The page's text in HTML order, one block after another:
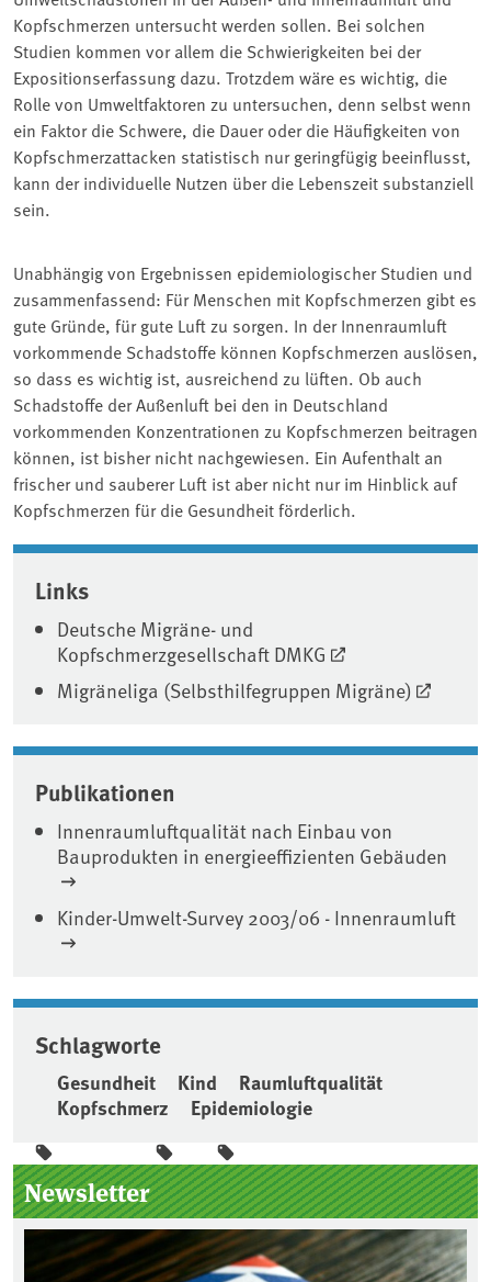
Kopfschmerzen untersucht werden sollen. Bei solchen
Studien kommen vor allem die Schwierigkeiten bei der
Expositionserfassung dazu. Trotzdem wäre es wichtig, die
Rolle von Umweltfaktoren zu untersuchen, denn selbst wenn
ein Faktor die Schwere, die Dauer oder die Häufigkeiten von
Kopfschmerzattacken statistisch nur geringfügig beeinflusst,
kann der individuelle Nutzen über die Lebenszeit substanziell
sein.
Unabhängig von Ergebnissen epidemiologischer Studien und
zusammenfassend: Für Menschen mit Kopfschmerzen gibt es
gute Gründe, für gute Luft zu sorgen. In der Innenraumluft
vorkommende Schadstoffe können Kopfschmerzen auslösen,
so dass es wichtig ist, ausreichend zu lüften. Ob auch
Schadstoffe der Außenluft bei den in Deutschland
vorkommenden Konzentrationen zu Kopfschmerzen beitragen
können, ist bisher nicht nachgewiesen. Ein Aufenthalt an
frischer und sauberer Luft ist aber nicht nur im Hinblick auf
Kopfschmerzen für die Gesundheit förderlich.
Associated content
Links
Deutsche Migräne- und
Kopfschmerzgesellschaft DMKG
Migräneliga (Selbsthilfegruppen Migräne)
Publikationen
Innenraumluftqualität nach Einbau von
Bauprodukten in energieeffizienten Gebäuden
Kinder-Umwelt-Survey 2003/06 - Innenraumluft
Schlagworte
Gesundheit Kind
Raumluftqualität
Kopfschmerz
Epidemiologie
Seitenleiste
Newsletter